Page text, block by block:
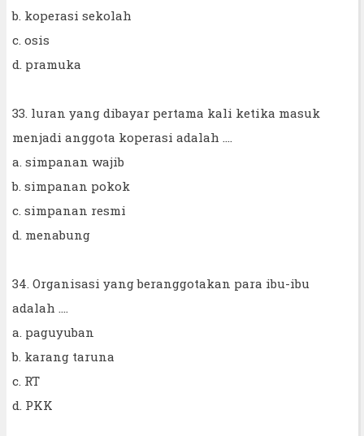
b. koperasi sekolah
c. osis
d. pramuka
33. luran yang dibayar pertama kali ketika masuk
menjadi anggota koperasi adalah ....
a. simpanan wajib
b. simpanan pokok
c. simpanan resmi
d. menabung
34. Organisasi yang beranggotakan para ibu-ibu
adalah ....
a. paguyuban
b. karang taruna
c. RT
d. PKK